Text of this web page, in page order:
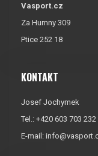
Vasport.cz
Za Humny 309
Ptice 252 18
KONTAKT
Josef Jochymek
Tel.: +420 603 703 232
E-mail: